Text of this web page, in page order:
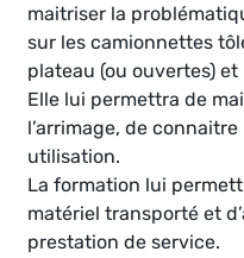
maitriser la
sur les camionnettes
plateau (ou ouvertes) et
Elle lui permettra de
l’arrimage, de
utilisation.
La formation lui
matériel transporté et
prestation de service.